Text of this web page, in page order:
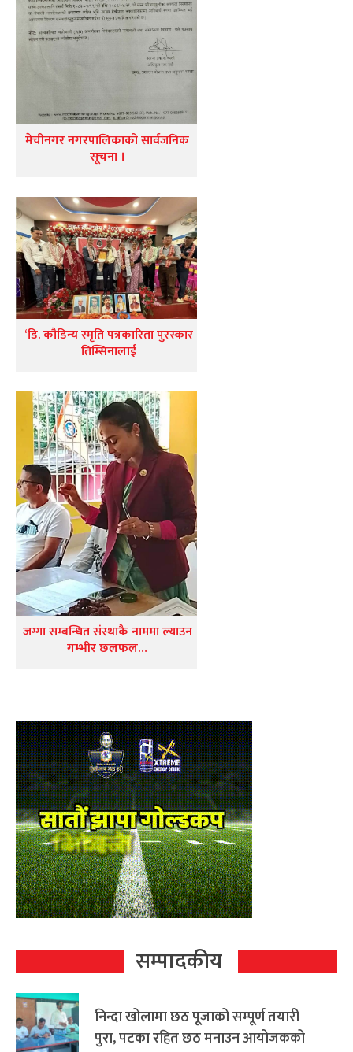
मेचीनगर नगरपालिकाको सार्वजनिक
सूचना ।
‘डि. कौडिन्य स्मृति पत्रकारिता पुरस्कार
तिम्सिनालाई
जग्गा सम्बन्धित संस्थाकै नाममा ल्याउन
गम्भीर छलफल…
सम्पादकीय
निन्दा खोलामा छठ पूजाको सम्पूर्ण तयारी
पुरा, पटका रहित छठ मनाउन आयोजकको